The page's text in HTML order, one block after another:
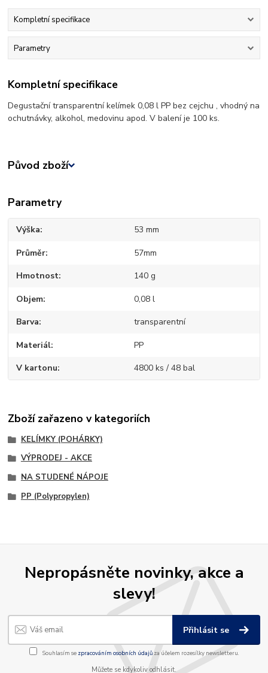
Kompletní specifikace
Parametry
Kompletní specifikace
Degustační transparentní kelímek 0,08 l PP bez cejchu , vhodný na
ochutnávky, alkohol, medovinu apod. V balení je 100 ks.
Původ zboží
Parametry
Výška 53 mm
Průměr 57mm
Hmotnost 140 g
Objem 0,08 l
Barva transparentní
Materiál PP
V kartonu 4800 ks / 48 bal
Zboží zařazeno v kategoriích
KELÍMKY (POHÁRKY)
VÝPRODEJ - AKCE
NA STUDENÉ NÁPOJE
PP (Polypropylen)
Nepropásněte novinky, akce a
slevy!
Přihlásit se
Souhlasím se zpracováním osobních údajůza účelem rozesílky newsletteru.
Můžete se kdykoliv odhlásit.